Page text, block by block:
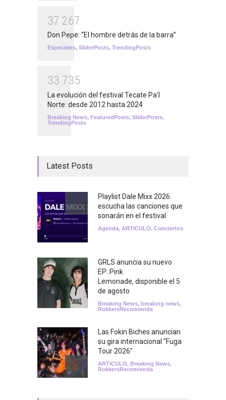
37 267
Don Pepe: “El hombre detrás de la barra”
Especiales, SliderPosts, TrendingPosts
33 735
La evolución del festival Tecate Pa'l
Norte: desde 2012 hasta 2024
Breaking News, FeaturedPosts, SliderPosts,
TrendingPosts
Latest Posts
Playlist Dale Mixx 2026:
escucha las canciones que
sonarán en el festival
Agenda, ARTICULO, Conciertos
GRLS anuncia su nuevo
EP: Pink
Lemonade, disponible el 5
de agosto
Breaking News, breaking news,
RokkersRecomienda
Las Fokin Biches anuncian
su gira internacional "Fuga
Tour 2026"
ARTICULO, Breaking News,
RokkersRecomienda